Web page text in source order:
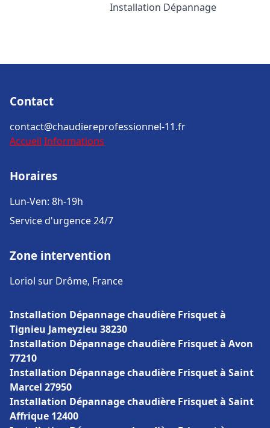
Installation Dépannage
Contact
contact@chaudiereprofessionnel-11.fr
Accueil Informations
Horaires
Lun-Ven: 8h-19h
Service d'urgence 24/7
Zone intervention
Loriol sur Drôme, France
Installation Dépannage chaudière Frisquet à
Tignieu Jameyzieu 38230
Installation Dépannage chaudière Frisquet à Avon
77210
Installation Dépannage chaudière Frisquet à Saint
Marcel 27950
Installation Dépannage chaudière Frisquet à Saint
Affrique 12400